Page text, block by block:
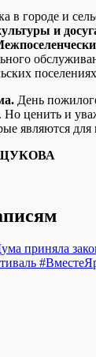
городе и
и
День
ценить и
являются
приняла